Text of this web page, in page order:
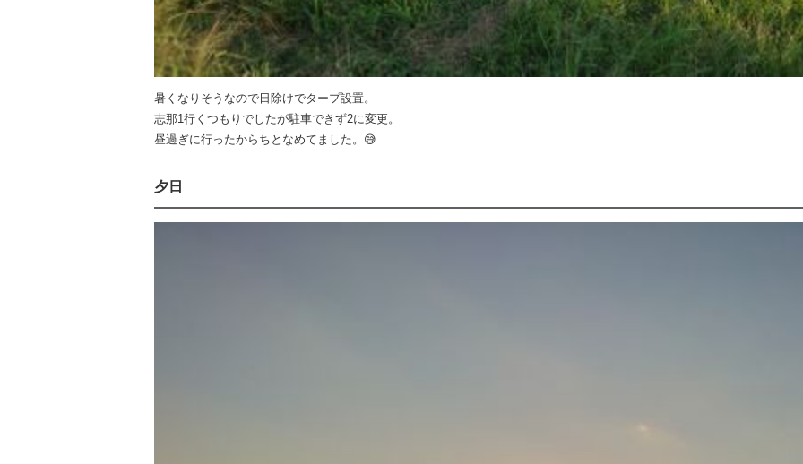
暑くなりそうなので日除けでタープ設置。
志那1行くつもりでしたが駐車できず2に変更。
昼過ぎに行ったからちとなめてました。😅
夕日